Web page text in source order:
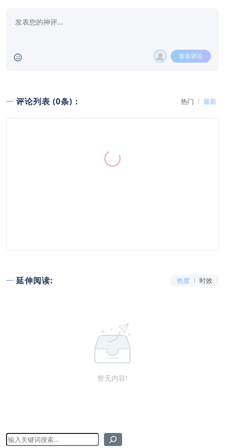
发表评论
评论列表 (0条)： 热门 最新
延伸阅读: 热度 时效
暂无内容!